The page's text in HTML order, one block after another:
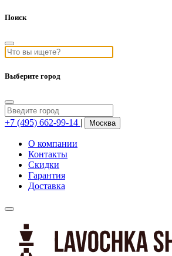
Поиск
Выберите город
+7 (495) 662-99-14 | Москва
О компании
Контакты
Скидки
Гарантия
Доставка